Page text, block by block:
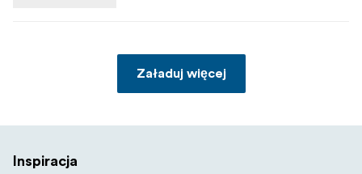
Załaduj więcej
Inspiracja